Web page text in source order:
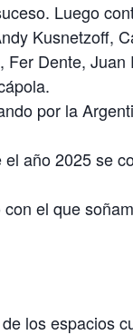
Luego
Kusnetzoff,
Fer Dente,
por la
año 2025 se
el que
los espacios